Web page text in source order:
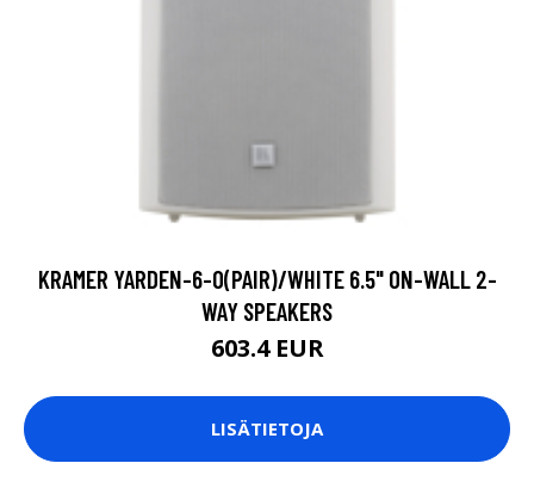
KRAMER YARDEN-6-O(PAIR)/WHITE 6.5" ON-WALL 2-
WAY SPEAKERS
603.4 EUR
LISÄTIETOJA